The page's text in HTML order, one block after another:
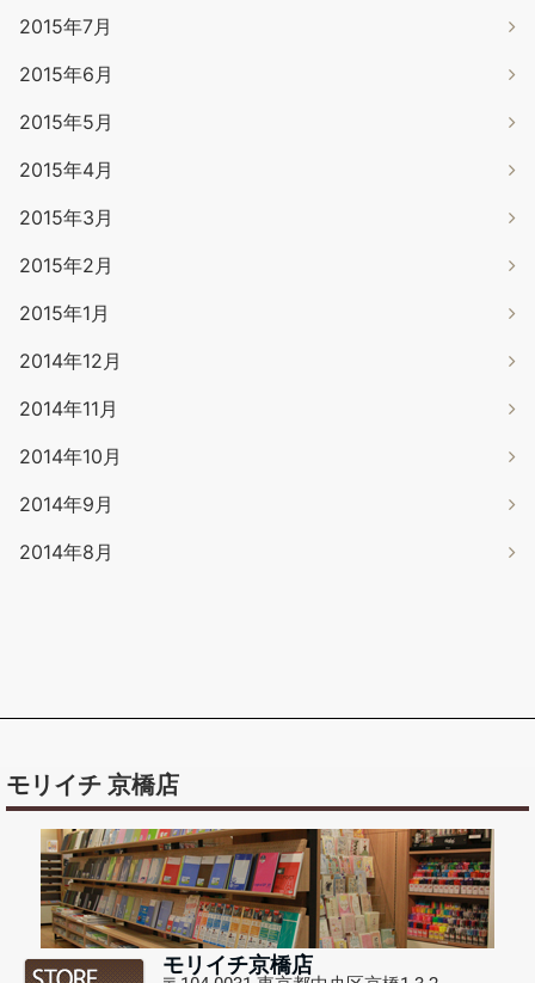
2015年7月
2015年6月
2015年5月
2015年4月
2015年3月
2015年2月
2015年1月
2014年12月
2014年11月
2014年10月
2014年9月
2014年8月
モリイチ 京橋店
モリイチ京橋店